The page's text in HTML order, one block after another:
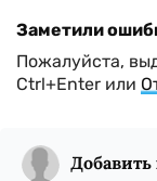
Заметили
Пожалуйста,
Ctrl+Enter или